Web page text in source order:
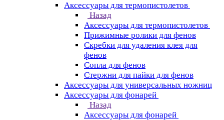
Аксессуары для термопистолетов
Назад
Аксессуары для термопистолетов
Прижимные ролики для фенов
Скребки для удаления клея для
фенов
Сопла для фенов
Стержни для пайки для фенов
Аксессуары для универсальных ножниц
Аксессуары для фонарей
Назад
Аксессуары для фонарей